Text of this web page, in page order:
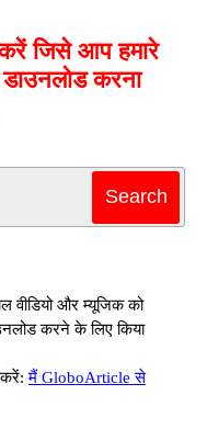
जिसे आप हमारे
करना
वीडियो और म्यूजिक को
करने के लिए किया
करें:मैं GloboArticle से